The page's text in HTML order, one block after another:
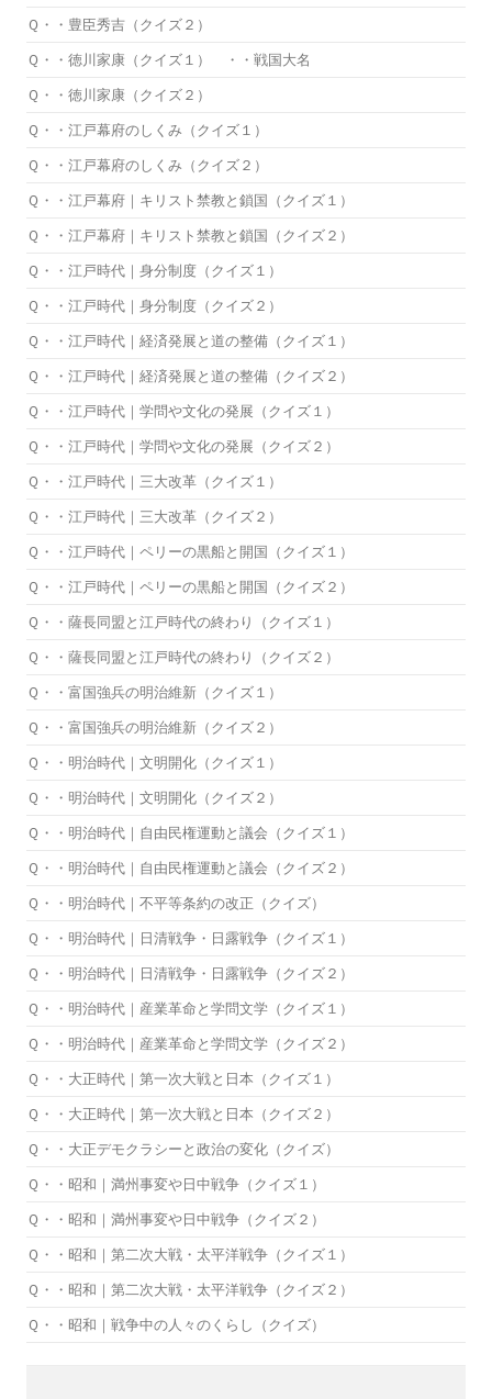
Ｑ・・豊臣秀吉（クイズ２）
Ｑ・・徳川家康（クイズ１） ・・戦国大名
Ｑ・・徳川家康（クイズ２）
Ｑ・・江戸幕府のしくみ（クイズ１）
Ｑ・・江戸幕府のしくみ（クイズ２）
Ｑ・・江戸幕府｜キリスト禁教と鎖国（クイズ１）
Ｑ・・江戸幕府｜キリスト禁教と鎖国（クイズ２）
Ｑ・・江戸時代｜身分制度（クイズ１）
Ｑ・・江戸時代｜身分制度（クイズ２）
Ｑ・・江戸時代｜経済発展と道の整備（クイズ１）
Ｑ・・江戸時代｜経済発展と道の整備（クイズ２）
Ｑ・・江戸時代｜学問や文化の発展（クイズ１）
Ｑ・・江戸時代｜学問や文化の発展（クイズ２）
Ｑ・・江戸時代｜三大改革（クイズ１）
Ｑ・・江戸時代｜三大改革（クイズ２）
Ｑ・・江戸時代｜ペリーの黒船と開国（クイズ１）
Ｑ・・江戸時代｜ペリーの黒船と開国（クイズ２）
Ｑ・・薩長同盟と江戸時代の終わり（クイズ１）
Ｑ・・薩長同盟と江戸時代の終わり（クイズ２）
Ｑ・・富国強兵の明治維新（クイズ１）
Ｑ・・富国強兵の明治維新（クイズ２）
Ｑ・・明治時代｜文明開化（クイズ１）
Ｑ・・明治時代｜文明開化（クイズ２）
Ｑ・・明治時代｜自由民権運動と議会（クイズ１）
Ｑ・・明治時代｜自由民権運動と議会（クイズ２）
Ｑ・・明治時代｜不平等条約の改正（クイズ）
Ｑ・・明治時代｜日清戦争・日露戦争（クイズ１）
Ｑ・・明治時代｜日清戦争・日露戦争（クイズ２）
Ｑ・・明治時代｜産業革命と学問文学（クイズ１）
Ｑ・・明治時代｜産業革命と学問文学（クイズ２）
Ｑ・・大正時代｜第一次大戦と日本（クイズ１）
Ｑ・・大正時代｜第一次大戦と日本（クイズ２）
Ｑ・・大正デモクラシーと政治の変化（クイズ）
Ｑ・・昭和｜満州事変や日中戦争（クイズ１）
Ｑ・・昭和｜満州事変や日中戦争（クイズ２）
Ｑ・・昭和｜第二次大戦・太平洋戦争（クイズ１）
Ｑ・・昭和｜第二次大戦・太平洋戦争（クイズ２）
Ｑ・・昭和｜戦争中の人々のくらし（クイズ）